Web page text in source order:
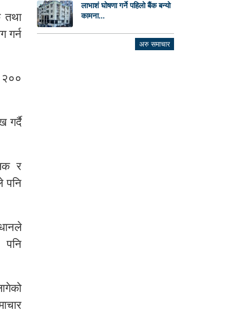
तथा
गर्न
गर्दै
र
पनि
पनि
लाभाशं घोषणा गर्ने पहिलो बैंक बन्यो
कामना...
अरु समाचार